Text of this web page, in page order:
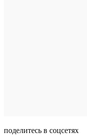
поделитесь в соцсетях